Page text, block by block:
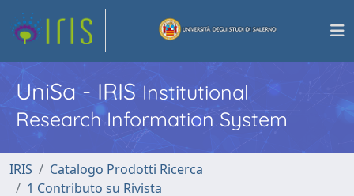
UniSa - IRISInstitutional
Research Information System
IRIS
Catalogo Prodotti Ricerca
1 Contributo su Rivista